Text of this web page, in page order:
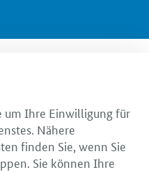
um Ihre Einwilligung für
Nähere
finden Sie, wenn Sie
Sie können Ihre